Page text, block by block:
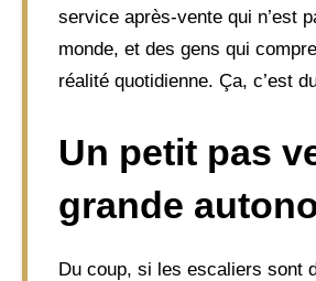
service après-vente qui n’est
monde, et des gens qui
réalité quotidienne. Ça, c’est
Un petit pas
grande
Du coup, si les escaliers sont